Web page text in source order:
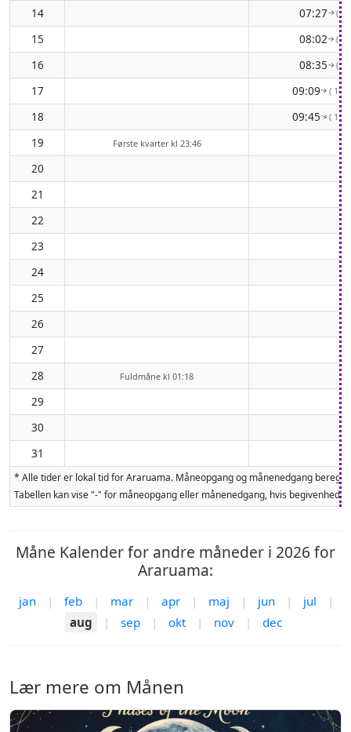
14 07:27↑(
15 08:02↑(
16 08:35↑(
17 09:09↑(
18 09:45↑(
19 Første kvarter kl 23:46
20
21
22
23
24
25
26
27
28
Fuldmåne kl 01:18
29
30
31
* Alle tider er lokal tid for Araruama. Måneopgang og månenedgang
Tabellen kan vise "-" for måneopgang eller månenedgang, hvis
Måne Kalender for andre måneder i 2026 for
Araruama:
jan | feb | mar | apr | maj | jun | jul
|
aug
| sep | okt | nov | dec
Lær mere om Månen